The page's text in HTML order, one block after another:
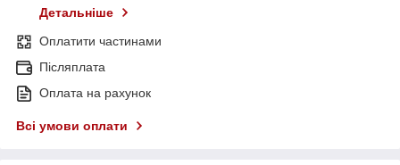
Детальніше
Оплатити частинами
Післяплата
Оплата на рахунок
Всі умови оплати